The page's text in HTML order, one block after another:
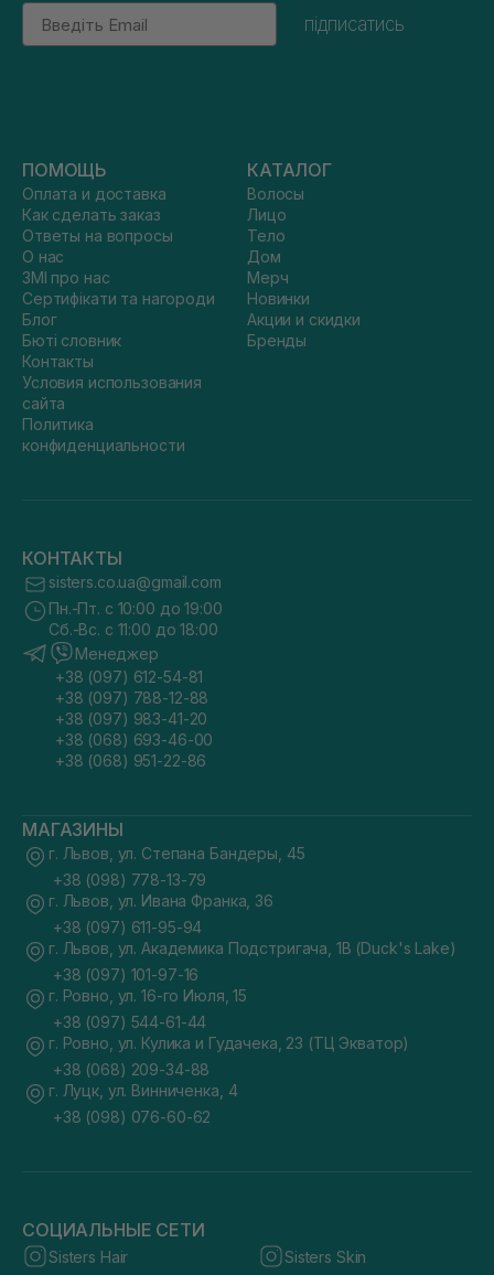
Email
підписатись
ПОМОЩЬ
Оплата и доставка
Как сделать заказ
Ответы на вопросы
О нас
ЗМІ про нас
Сертифікати та нагороди
Блог
Бюті словник
Контакты
Условия использования
сайта
Политика
конфиденциальности
КАТАЛОГ
Волосы
Лицо
Тело
Дом
Мерч
Новинки
Акции и скидки
Бренды
КОНТАКТЫ
sisters.co.ua@gmail.com
Пн.-Пт. с 10:00 до 19:00
Сб.-Вс. с 11:00 до 18:00
Менеджер
+38 (097) 612-54-81
+38 (097) 788-12-88
+38 (097) 983-41-20
+38 (068) 693-46-00
+38 (068) 951-22-86
МАГАЗИНЫ
г. Львов, ул. Степана Бандеры, 45
+38 (098) 778-13-79
г. Львов, ул. Ивана Франка, 36
+38 (097) 611-95-94
г. Львов, ул. Академика Подстригача, 1В (Duck's Lake)
+38 (097) 101-97-16
г. Ровно, ул. 16-го Июля, 15
+38 (097) 544-61-44
г. Ровно, ул. Кулика и Гудачека, 23 (ТЦ Экватор)
+38 (068) 209-34-88
г. Луцк, ул. Винниченка, 4
+38 (098) 076-60-62
СОЦИАЛЬНЫЕ СЕТИ
Sisters Hair Sisters Skin